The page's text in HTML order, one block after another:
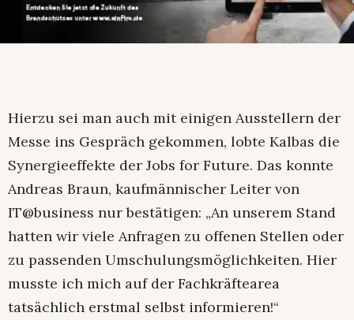
Hierzu sei man auch mit einigen Ausstellern der
Messe ins Gespräch gekommen, lobte Kalbas die
Synergieeffekte der Jobs for Future. Das konnte
Andreas Braun, kaufmännischer Leiter von
IT@business nur bestätigen: „An unserem Stand
hatten wir viele Anfragen zu offenen Stellen oder
zu passenden Umschulungsmöglichkeiten. Hier
musste ich mich auf der Fachkräftearea
tatsächlich erstmal selbst informieren!“